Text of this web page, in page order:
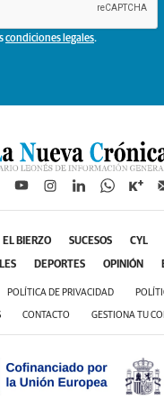
puertas